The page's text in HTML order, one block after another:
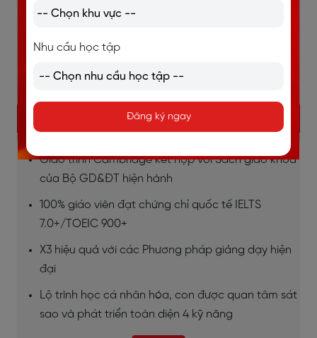
KHÓA TIẾNG ANH TRẺ EM
Giáo trình Cambridge kết hợp với Sách giáo khoa
của Bộ GD&ĐT hiện hành
100% giáo viên đạt chứng chỉ quốc tế IELTS
7.0+/TOEIC 900+
X3 hiệu quả với các Phương pháp giảng dạy hiện
đại
Lộ trình học cá nhân hóa, con được quan tâm sát
sao và phát triển toàn diện 4 kỹ năng
Nhu cầu học tập
Đăng ký ngay